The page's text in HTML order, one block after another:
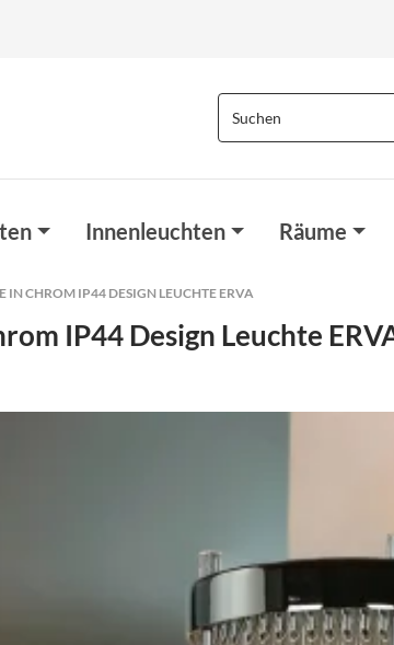
Innenleuchten Räume
CHROM IP44 DESIGN LEUCHTE ERVA
IP44 Design Leuchte